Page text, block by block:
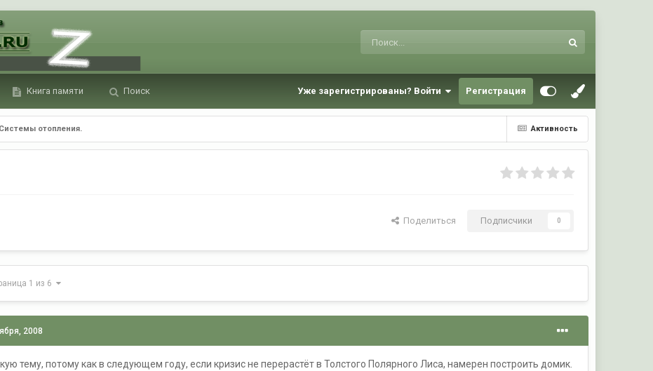
Книга памяти Поиск Уже зарегистрированы? Войти Регистрация
Активность
Системы отопления.
Поделиться Подписчики 0
1 из 6
2008
тему, потому как в следующем году, если кризис не перерастёт в Толстого Полярного Лиса, намерен построить домик.